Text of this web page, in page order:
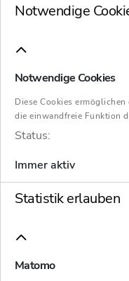
Kompetenzen
In der Krise sind
Wir unterstützen
Gesellschafter,
Arbeitnehmer,
von Unternehmen
Notwendige
Notwendige Cookies
Diese Cookies
die einwandfreie Funktion
Status:
Immer aktiv
Statistik erlauben
Matomo